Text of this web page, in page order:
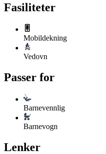
Fasiliteter
Mobildekning
Vedovn
Passer for
Barnevennlig
Barnevogn
Lenker